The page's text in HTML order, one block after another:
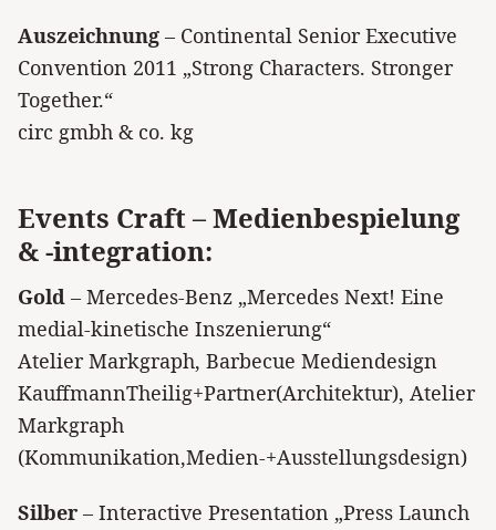
Auszeichnung – Continental Senior Executive
Convention 2011 „Strong Characters. Stronger
Together.“
circ gmbh & co. kg
Events Craft – Medienbespielung
& -integration:
Gold – Mercedes-Benz „Mercedes Next! Eine
medial-kinetische Inszenierung“
Atelier Markgraph, Barbecue Mediendesign
KauffmannTheilig+Partner(Architektur), Atelier
Markgraph
(Kommunikation,Medien-+Ausstellungsdesign)
Silber – Interactive Presentation „Press Launch